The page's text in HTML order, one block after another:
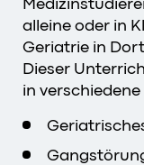
alleine oder in
Geriatrie in
Dieser
in